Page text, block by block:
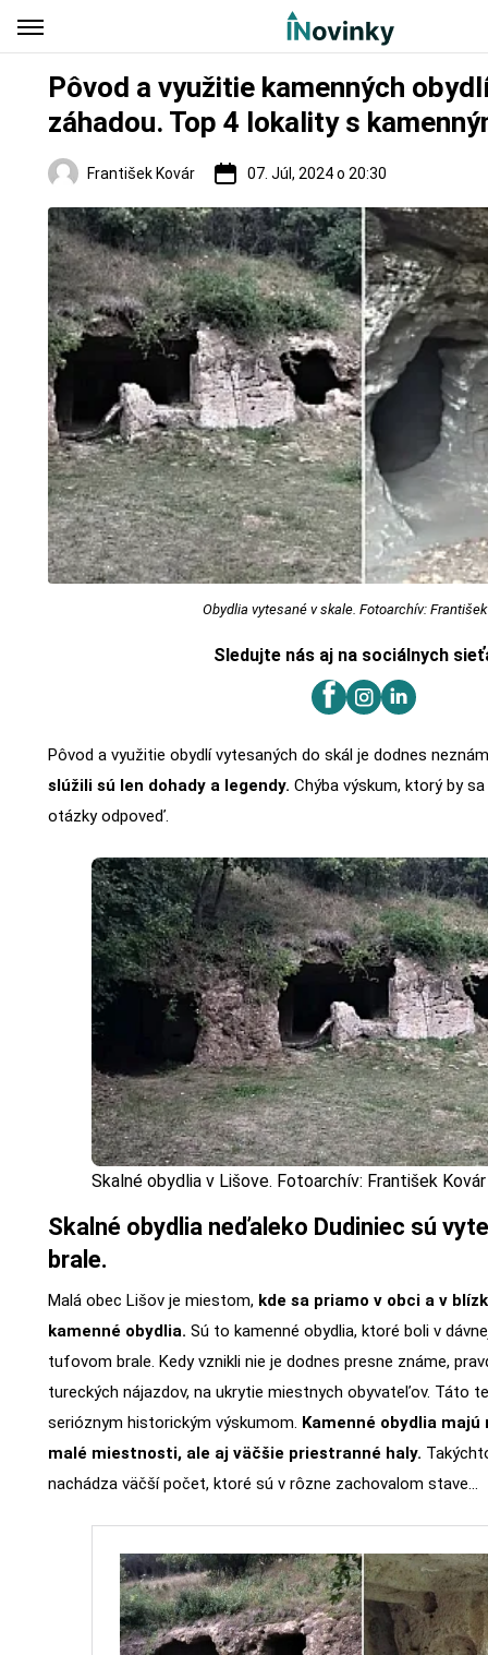
Pôvod a využitie kamenných
záhadou. Top 4 lokality s
František Kovár 07. Júl, 2024 o 20:30
Regióny
Obydlia vytesané v skale. Fotoarchív:
Sledujte nás aj na sociálnych
Pôvod a využitie obydlí vytesaných do skál je dodnes
slúžili sú len dohady a legendy. Chýba výskum, ktorý by
otázky odpoveď.
Skalné obydlia v Lišove. Fotoarchív: František Kovár
Skalné obydlia neďaleko Dudiniec sú
brale.
Malá obec Lišov je miestom, kde sa priamo v obci a v
kamenné obydlia. Sú to kamenné obydlia, ktoré boli v
tufovom brale. Kedy vznikli nie je dodnes presne známe,
tureckých nájazdov, na ukrytie miestnych obyvateľov. Táto
serióznym historickým výskumom. Kamenné obydlia
malé miestnosti, ale aj väčšie priestranné haly.
nachádza väčší počet, ktoré sú v rôzne zachovalom stave…